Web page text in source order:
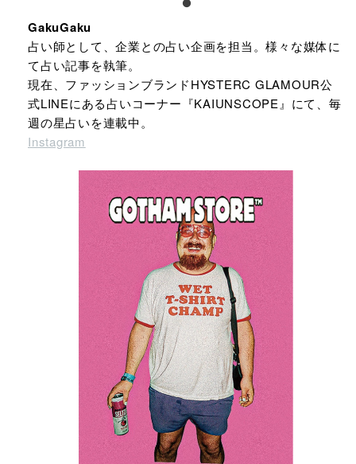
GakuGaku
占い師として、企業との占い企画を担当。様々な媒体に
て占い記事を執筆。
現在、ファッションブランドHYSTERC GLAMOUR公
式LINEにある占いコーナー『KAIUNSCOPE』にて、毎
週の星占いを連載中。
Instagram